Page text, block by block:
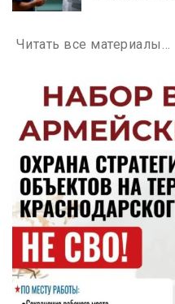
Читать все материалы…